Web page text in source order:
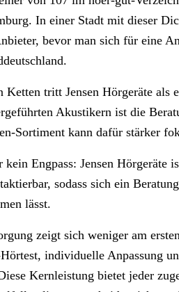
In einer Stadt mit dieser
bevor man sich für eine
Ketten tritt Jensen Hörgeräte als
Akustikern ist die
Sortiment kann dafür stärker
Engpass: Jensen Hörgeräte
sodass sich ein
lässt.
zeigt sich weniger am
individuelle Anpassung
Kernleistung bietet jeder